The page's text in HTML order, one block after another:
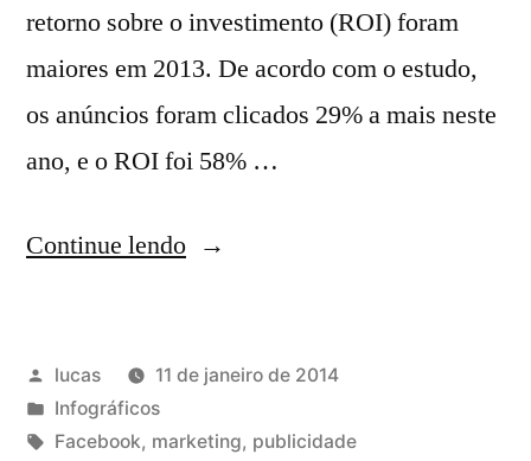
retorno sobre o investimento (ROI) foram
maiores em 2013. De acordo com o estudo,
os anúncios foram clicados 29% a mais neste
ano, e o ROI foi 58% …
Continue lendo
lucas
11 de janeiro de 2014
Infográficos
Facebook, marketing, publicidade